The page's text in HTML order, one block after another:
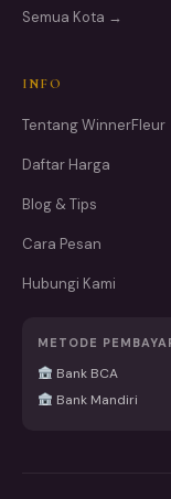
Semua Kota →
INFO
Tentang WinnerFleur
Daftar Harga
Blog & Tips
Cara Pesan
Hubungi Kami
METODE
Bank BCA
Bank Mandiri